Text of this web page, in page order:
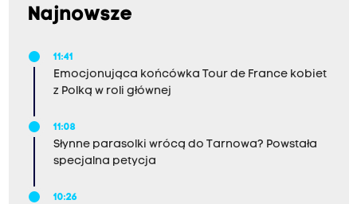
Najnowsze
11:41
Emocjonująca końcówka Tour de France kobiet
z Polką w roli głównej
11:08
Słynne parasolki wrócą do Tarnowa? Powstała
specjalna petycja
10:26